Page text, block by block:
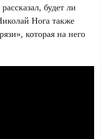
будет ли
Нога также
которая на него